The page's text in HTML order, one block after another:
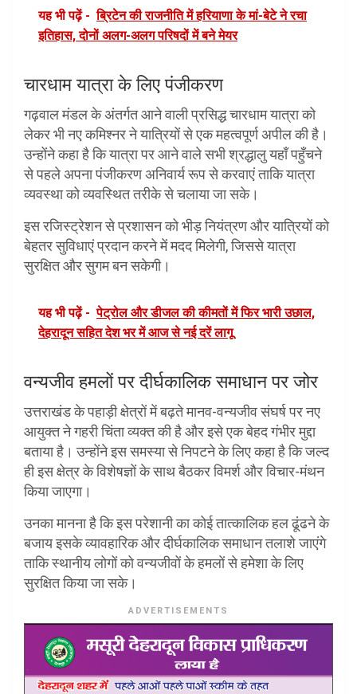
यह भी पढ़ें - ब्रिटेन की राजनीति में हरियाणा के मां-बेटे ने रचा
इतिहास, दोनों अलग-अलग परिषदों में बने मेयर
चारधाम यात्रा के लिए पंजीकरण
गढ़वाल मंडल के अंतर्गत आने वाली प्रसिद्ध चारधाम यात्रा को
लेकर भी नए कमिश्नर ने यात्रियों से एक महत्वपूर्ण अपील की है।
उन्होंने कहा है कि यात्रा पर आने वाले सभी श्रद्धालु यहाँ पहुँचने
से पहले अपना पंजीकरण अनिवार्य रूप से करवाएं ताकि यात्रा
व्यवस्था को व्यवस्थित तरीके से चलाया जा सके।
इस रजिस्ट्रेशन से प्रशासन को भीड़ नियंत्रण और यात्रियों को
बेहतर सुविधाएं प्रदान करने में मदद मिलेगी, जिससे यात्रा
सुरक्षित और सुगम बन सकेगी।
यह भी पढ़ें - पेट्रोल और डीजल की कीमतों में फिर भारी उछाल,
देहरादून सहित देश भर में आज से नई दरें लागू
वन्यजीव हमलों पर दीर्घकालिक समाधान पर जोर
उत्तराखंड के पहाड़ी क्षेत्रों में बढ़ते मानव-वन्यजीव संघर्ष पर नए
आयुक्त ने गहरी चिंता व्यक्त की है और इसे एक बेहद गंभीर मुद्दा
बताया है। उन्होंने इस समस्या से निपटने के लिए कहा है कि जल्द
ही इस क्षेत्र के विशेषज्ञों के साथ बैठकर विमर्श और विचार-मंथन
किया जाएगा।
उनका मानना है कि इस परेशानी का कोई तात्कालिक हल ढूंढने के
बजाय इसके व्यावहारिक और दीर्घकालिक समाधान तलाशे जाएंगे
ताकि स्थानीय लोगों को वन्यजीवों के हमलों से हमेशा के लिए
सुरक्षित किया जा सके।
ADVERTISEMENTS